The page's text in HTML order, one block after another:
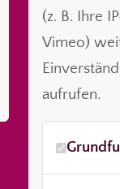
(z. B. Ihre
Vimeo)
aufrufen.